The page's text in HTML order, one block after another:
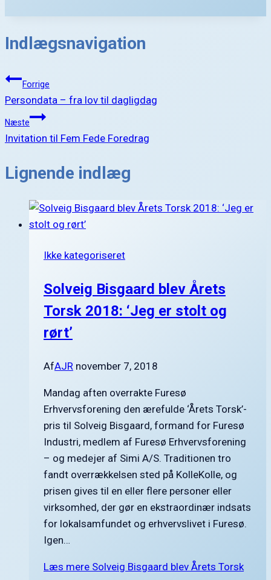
Indlægsnavigation
Forrige
Persondata – fra lov til dagligdag
Næste
Invitation til Fem Fede Foredrag
Lignende indlæg
Ikke kategoriseret
Solveig Bisgaard blev Årets
Torsk 2018: ‘Jeg er stolt og
rørt’
AfAJR november 7, 2018
Mandag aften overrakte Furesø
Erhvervsforening den ærefulde ‘Årets Torsk’-
pris til Solveig Bisgaard, formand for Furesø
Industri, medlem af Furesø Erhvervsforening
– og medejer af Simi A/S. Traditionen tro
fandt overrækkelsen sted på KolleKolle, og
prisen gives til en eller flere personer eller
virksomhed, der gør en ekstraordinær indsats
for lokalsamfundet og erhvervslivet i Furesø.
Igen…
Læs mere Solveig Bisgaard blev Årets Torsk